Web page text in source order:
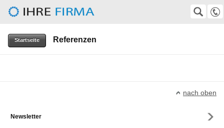
SUCHE
0511-372247
Startseite Referenzen
nach oben
Newsletter